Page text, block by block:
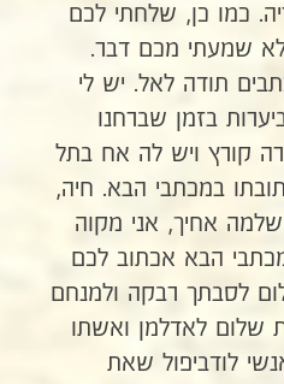
כמו כן, שלחתי לכם
שמעתי מכם דבר.
תודה לאל. יש לי
בזמן שברחנו
קורץ ויש לה אח בתל
במכתבי הבא. חיה,
שלמה אחיך, אני מקוה
הבא אכתוב לכם
לסבתך רבקה ולמנחם
שלום לאדלמן ואשתו
לודביפול שאת